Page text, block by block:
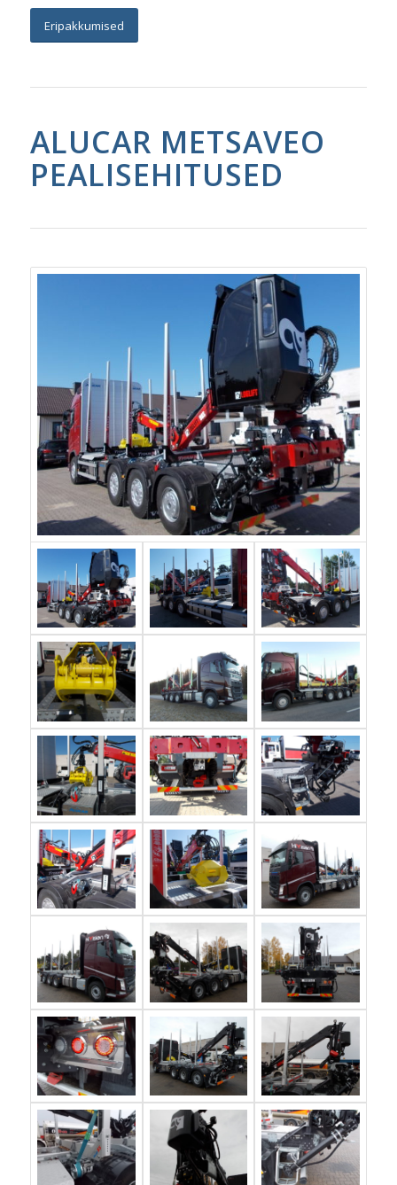
Eripakkumised
ALUCAR METSAVEO
PEALISEHITUSED